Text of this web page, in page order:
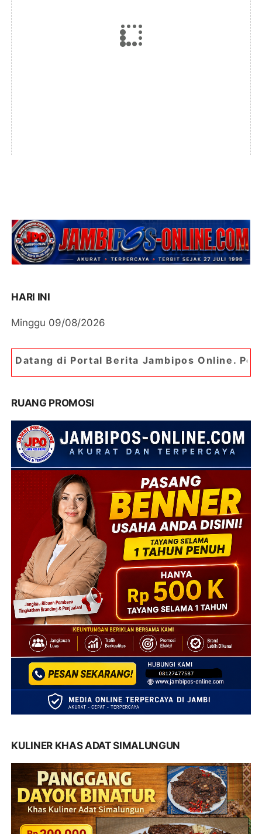
HARI INI
Minggu 09/08/2026
Berita Jambipos Online. Portal Berita Paling
RUANG PROMOSI
KULINER KHAS ADAT SIMALUNGUN